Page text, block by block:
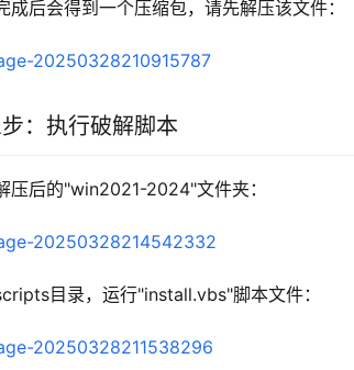
成后会得到一个压缩包，请先解压该文件：
：执行破解脚本
压后的"win2021-2024"文件夹：
目录，运行"install.vbs"脚本文件：